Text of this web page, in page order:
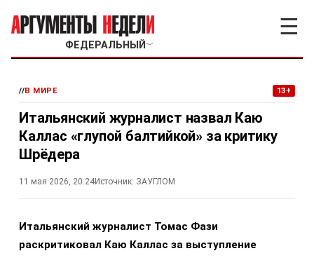
ФЕДЕРАЛЬНЫЙ ﹀
☰
//В МИРЕ 13+
Итальянский журналист назвал Каю
Каллас «глупой балтийкой» за критику
Шрёдера
11 мая 2026, 20:24Источник: ЗАУГЛОМ
Итальянский журналист Томас Фази
раскритиковал Каю Каллас за выступление